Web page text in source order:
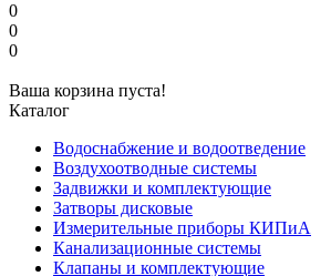
0
0
0
Ваша корзина пуста!
Каталог
Водоснабжение и водоотведение
Воздухоотводные системы
Задвижки и комплектующие
Затворы дисковые
Измерительные приборы КИПиА
Канализационные системы
Клапаны и комплектующие